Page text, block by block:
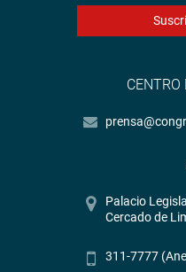
CENTRO
Palacio
Cercado de
311-7777